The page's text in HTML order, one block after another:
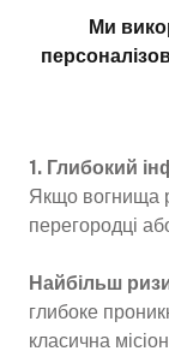
Ми
1. Глибокий
Якщо вогнища
перегородці
Найбільш
глибоке
класична